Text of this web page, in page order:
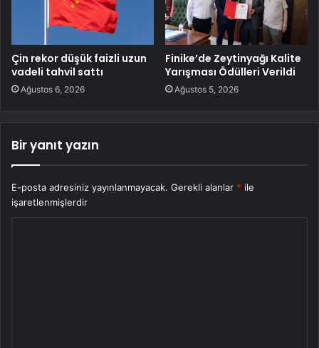
Çin rekor düşük faizli uzun
vadeli tahvil sattı
Ağustos 6, 2026
Finike’de Zeytinyağı Kalite
Yarışması Ödülleri Verildi
Ağustos 5, 2026
Bir yanıt yazın
E-posta adresiniz yayınlanmayacak. Gerekli alanlar * ile
işaretlenmişlerdir